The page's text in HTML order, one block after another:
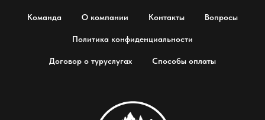
Команда О компании Контакты Вопросы
Политика конфиденциальности
Договор о туруслугах Способы оплаты